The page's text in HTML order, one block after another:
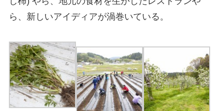
ら、新しいアイディアが渦巻いている。